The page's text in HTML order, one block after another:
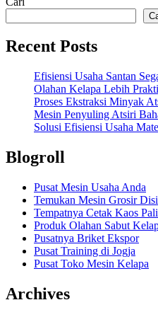
Recent Posts
Efisiensi Usaha Santan
Olahan Kelapa Lebih
Proses Ekstraksi Minyak
Mesin Penyuling Atsiri
Solusi Efisiensi Usaha
Blogroll
Pusat Mesin Usaha Anda
Temukan Mesin Grosir
Tempatnya Cetak Kaos
Produk Olahan Sabut
Pusatnya Briket Ekspor
Pusat Training di Jogja
Pusat Toko Mesin Kelapa
Archives